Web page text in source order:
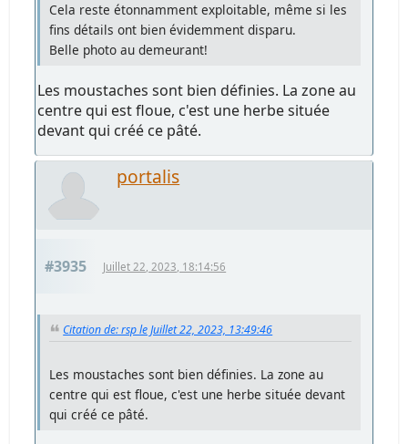
Cela reste étonnamment exploitable, même si les
fins détails ont bien évidemment disparu.
Belle photo au demeurant!
Les moustaches sont bien définies. La zone au
centre qui est floue, c'est une herbe située
devant qui créé ce pâté.
portalis
#3935 Juillet 22, 2023, 18:14:56
Citation de: rsp le Juillet 22, 2023, 13:49:46
Les moustaches sont bien définies. La zone au
centre qui est floue, c'est une herbe située devant
qui créé ce pâté.